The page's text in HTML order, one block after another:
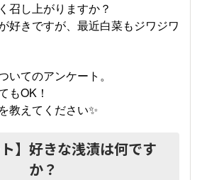
召し上がりますか？
好きですが、最近白菜もジワジワ
いてのアンケート。
もOK！
教えてください✨
ト】好きな浅漬は何です
か？